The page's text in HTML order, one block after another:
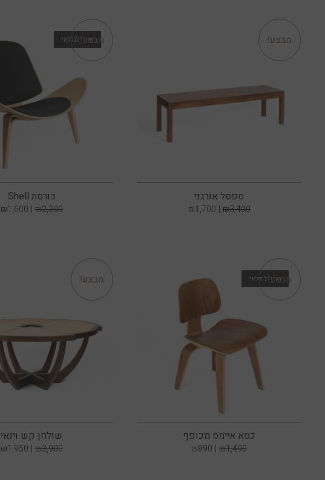
מבצע!
ספסל אורגני
₪3,400
₪1,700
מבצע!
כורסת Shell
₪2,200
₪1,600
מבצע!
כסא איימס מכופף
₪1,490
₪890
מבצע!
שולחן קש וינאי
₪3,900
₪1,950